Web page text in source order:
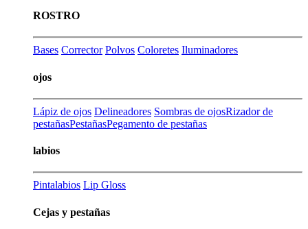
ROSTRO
Bases Corrector Polvos Coloretes Iluminadores
ojos
Lápiz de ojos Delineadores Sombras de ojosRizador de
pestañasPestañasPegamento de pestañas
labios
Pintalabios Lip Gloss
Cejas y pestañas